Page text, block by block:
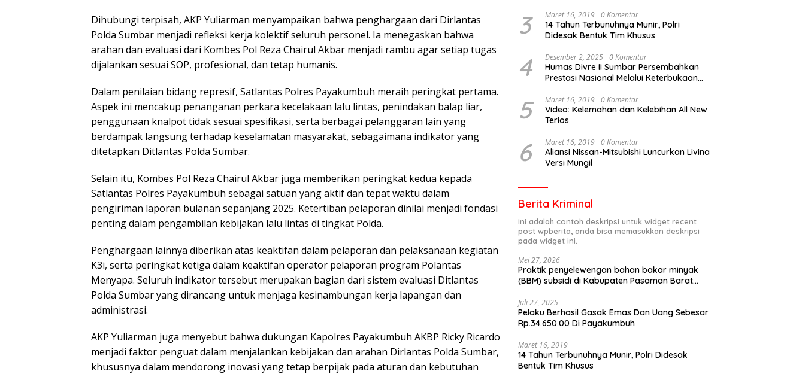
Dihubungi terpisah, AKP Yuliarman menyampaikan bahwa penghargaan dari Dirlantas
Polda Sumbar menjadi refleksi kerja kolektif seluruh personel. Ia menegaskan bahwa
arahan dan evaluasi dari Kombes Pol Reza Chairul Akbar menjadi rambu agar setiap tugas
dijalankan sesuai SOP, profesional, dan tetap humanis.
Dalam penilaian bidang represif, Satlantas Polres Payakumbuh meraih peringkat pertama.
Aspek ini mencakup penanganan perkara kecelakaan lalu lintas, penindakan balap liar,
penggunaan knalpot tidak sesuai spesifikasi, serta berbagai pelanggaran lain yang
berdampak langsung terhadap keselamatan masyarakat, sebagaimana indikator yang
ditetapkan Ditlantas Polda Sumbar.
Selain itu, Kombes Pol Reza Chairul Akbar juga memberikan peringkat kedua kepada
Satlantas Polres Payakumbuh sebagai satuan yang aktif dan tepat waktu dalam
pengiriman laporan bulanan sepanjang 2025. Ketertiban pelaporan dinilai menjadi fondasi
penting dalam pengambilan kebijakan lalu lintas di tingkat Polda.
Penghargaan lainnya diberikan atas keaktifan dalam pelaporan dan pelaksanaan kegiatan
K3i, serta peringkat ketiga dalam keaktifan operator pelaporan program Polantas
Menyapa. Seluruh indikator tersebut merupakan bagian dari sistem evaluasi Ditlantas
Polda Sumbar yang dirancang untuk menjaga kesinambungan kerja lapangan dan
administrasi.
AKP Yuliarman juga menyebut bahwa dukungan Kapolres Payakumbuh AKBP Ricky Ricardo
menjadi faktor penguat dalam menjalankan kebijakan dan arahan Dirlantas Polda Sumbar,
khususnya dalam mendorong inovasi yang tetap berpijak pada aturan dan kebutuhan
3 Maret 16, 2019 0 Komentar
14 Tahun Terbunuhnya Munir, Polri
Didesak Bentuk Tim Khusus
4 Desember 2, 2025 0 Komentar
Humas Divre II Sumbar Persembahkan
Prestasi Nasional Melalui Keterbukaan
5 Maret 16, 2019 0 Komentar
Video: Kelemahan dan Kelebihan All New
Terios
6 Maret 16, 2019 0 Komentar
Aliansi Nissan-Mitsubishi Luncurkan Livina
Versi Mungil
Berita Kriminal
Ini adalah contoh deskripsi untuk widget recent
post wpberita, anda bisa memasukkan deskripsi
pada widget ini.
Mei 27, 2026
Praktik penyelewengan bahan bakar minyak
(BBM) subsidi di Kabupaten Pasaman Barat
Juli 27, 2025
Pelaku Berhasil Gasak Emas Dan Uang Sebesar
Rp.34.650.00 Di Payakumbuh
Maret 16, 2019
14 Tahun Terbunuhnya Munir, Polri Didesak
Bentuk Tim Khusus